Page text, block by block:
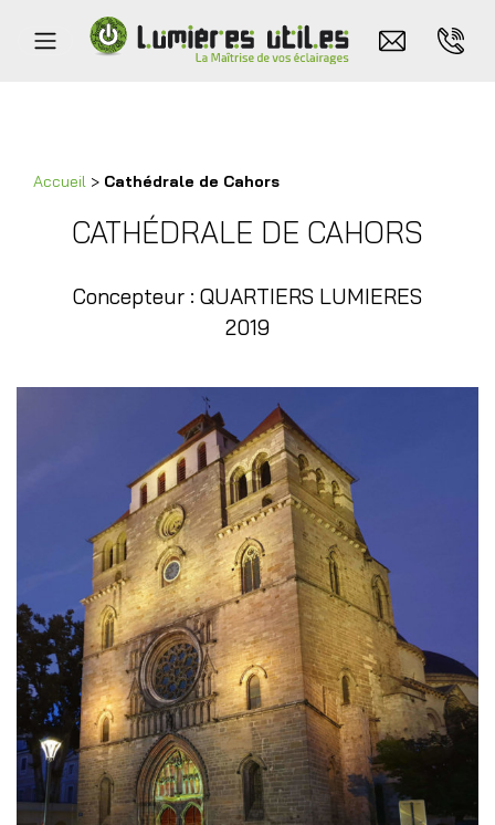
Accueil > Cathédrale de Cahors
CATHÉDRALE DE CAHORS
Concepteur : QUARTIERS LUMIERES
2019